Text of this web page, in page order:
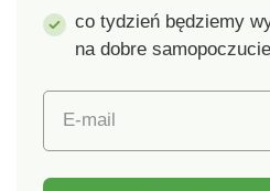
co tydzień będziemy
na dobre
E-mail